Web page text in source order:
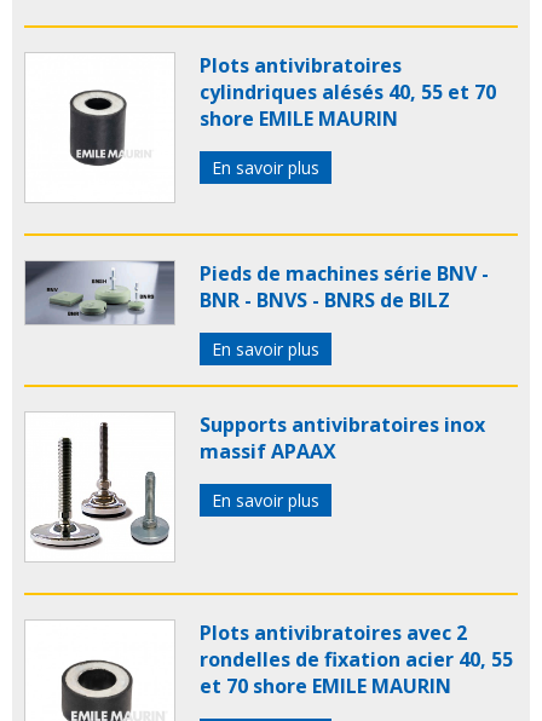
Plots antivibratoires
cylindriques alésés 40, 55 et 70
shore EMILE MAURIN
En savoir plus
Pieds de machines série BNV -
BNR - BNVS - BNRS de BILZ
En savoir plus
Supports antivibratoires inox
massif APAAX
En savoir plus
Plots antivibratoires avec 2
rondelles de fixation acier 40, 55
et 70 shore EMILE MAURIN